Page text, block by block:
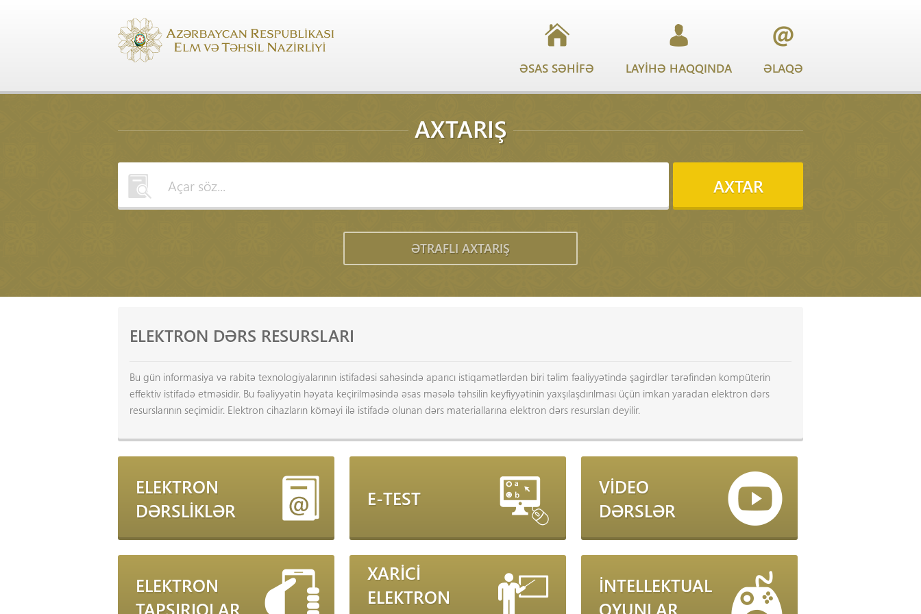
ƏSAS SƏHİFƏ LAYİHƏ HAQQINDA ƏLAQƏ
AXTARIŞ
AXTAR
ƏTRAFLI AXTARIŞ
ELEKTRON DƏRS RESURSLARI
Bu gün informasiya və rabitə texnologiyalarının istifadəsi sahəsində aparıcı istiqamətlərdən biri təlim fəaliyyətində şagirdlər tərəfindən kompüterin
effektiv istifadə etməsidir. Bu fəaliyyətin həyata keçirilməsində əsas məsələ təhsilin keyfiyyətinin yaxşılaşdırılması üçün imkan yaradan elektron dərs
resurslarının seçimidir. Elektron cihazların köməyi ilə istifadə olunan dərs materiallarına elektron dərs resursları deyilir.
ELEKTRON
DƏRSLİKLƏR
E-TEST
VİDEO
DƏRSLƏR
ELEKTRON
TAPŞIRIQLAR
XARİCİ
ELEKTRON
İNTELLEKTUAL
OYUNLAR